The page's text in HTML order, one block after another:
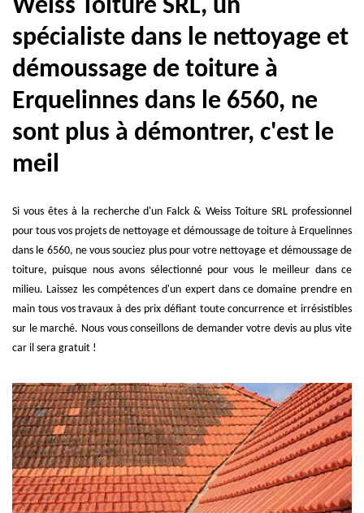
Weiss Toiture SRL, un
spécialiste dans le nettoyage et
démoussage de toiture à
Erquelinnes dans le 6560, ne
sont plus à démontrer, c'est le
meil
Si vous êtes à la recherche d'un Falck & Weiss Toiture SRL professionnel
pour tous vos projets de nettoyage et démoussage de toiture à Erquelinnes
dans le 6560, ne vous souciez plus pour votre nettoyage et démoussage de
toiture, puisque nous avons sélectionné pour vous le meilleur dans ce
milieu. Laissez les compétences d'un expert dans ce domaine prendre en
main tous vos travaux à des prix défiant toute concurrence et irrésistibles
sur le marché. Nous vous conseillons de demander votre devis au plus vite
car il sera gratuit !